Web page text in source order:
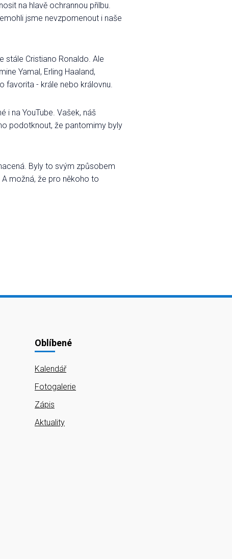
na hlavě ochrannou přilbu.
jsme nevzpomenout i naše
stále Cristiano Ronaldo. Ale
Yamal, Erling Haaland,
favorita - krále nebo královnu.
i na YouTube. Vašek, náš
podotknout, že pantomimy byly
Byly to svým způsobem
možná, že pro někoho to
Oblíbené
Kalendář
Fotogalerie
Zápis
Aktuality